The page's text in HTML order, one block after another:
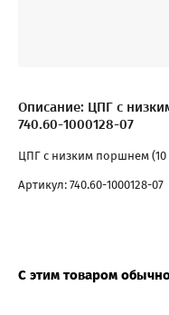
Описание: ЦПГ с
740.60-1000128-07
ЦПГ с низким поршнем (10
Артикул: 740.60-1000128-07
С этим товаром